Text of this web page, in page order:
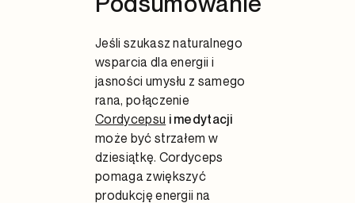
Jeśli szukasz naturalnego
wsparcia dla energii i
jasności umysłu z samego
rana, połączenie
Cordycepsu i medytacji
może być strzałem w
dziesiątkę. Cordyceps
pomaga zwiększyć
produkcję energii na